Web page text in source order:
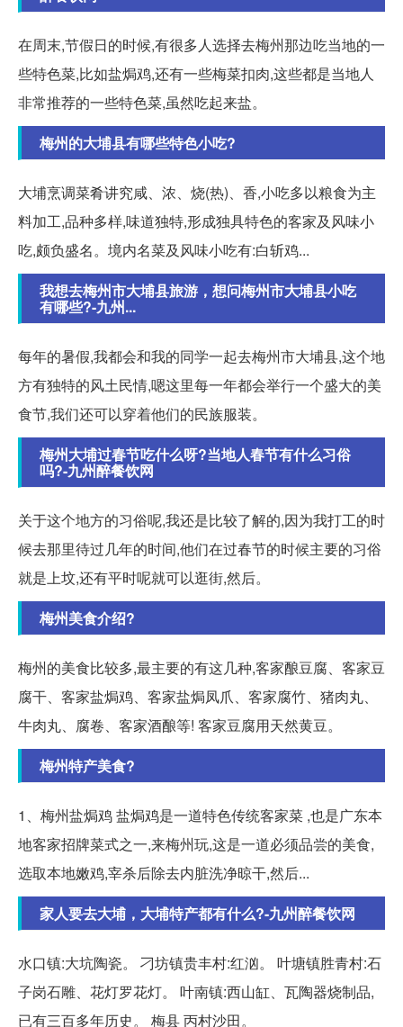
在周末,节假日的时候,有很多人选择去梅州那边吃当地的一
些特色菜,比如盐焗鸡,还有一些梅菜扣肉,这些都是当地人
非常推荐的一些特色菜,虽然吃起来盐。
梅州的大埔县有哪些特色小吃?
大埔烹调菜肴讲究咸、浓、烧(热)、香,小吃多以粮食为主
料加工,品种多样,味道独特,形成独具特色的客家及风味小
吃,颇负盛名。境内名菜及风味小吃有:白斩鸡...
我想去梅州市大埔县旅游，想问梅州市大埔县小吃
有哪些?-九州...
每年的暑假,我都会和我的同学一起去梅州市大埔县,这个地
方有独特的风土民情,嗯这里每一年都会举行一个盛大的美
食节,我们还可以穿着他们的民族服装。
梅州大埔过春节吃什么呀?当地人春节有什么习俗
吗?-九州醉餐饮网
关于这个地方的习俗呢,我还是比较了解的,因为我打工的时
候去那里待过几年的时间,他们在过春节的时候主要的习俗
就是上坟,还有平时呢就可以逛街,然后。
梅州美食介绍?
梅州的美食比较多,最主要的有这几种,客家酿豆腐、客家豆
腐干、客家盐焗鸡、客家盐焗凤爪、客家腐竹、猪肉丸、
牛肉丸、腐卷、客家酒酿等! 客家豆腐用天然黄豆。
梅州特产美食?
1、梅州盐焗鸡 盐焗鸡是一道特色传统客家菜 ,也是广东本
地客家招牌菜式之一,来梅州玩,这是一道必须品尝的美食,
选取本地嫩鸡,宰杀后除去内脏洗净晾干,然后...
家人要去大埔，大埔特产都有什么?-九州醉餐饮网
水口镇:大坑陶瓷。 刁坊镇贵丰村:红汹。 叶塘镇胜青村:石
子岗石雕、花灯罗花灯。 叶南镇:西山缸、瓦陶器烧制品,
已有三百多年历史。 梅县 丙村沙田。